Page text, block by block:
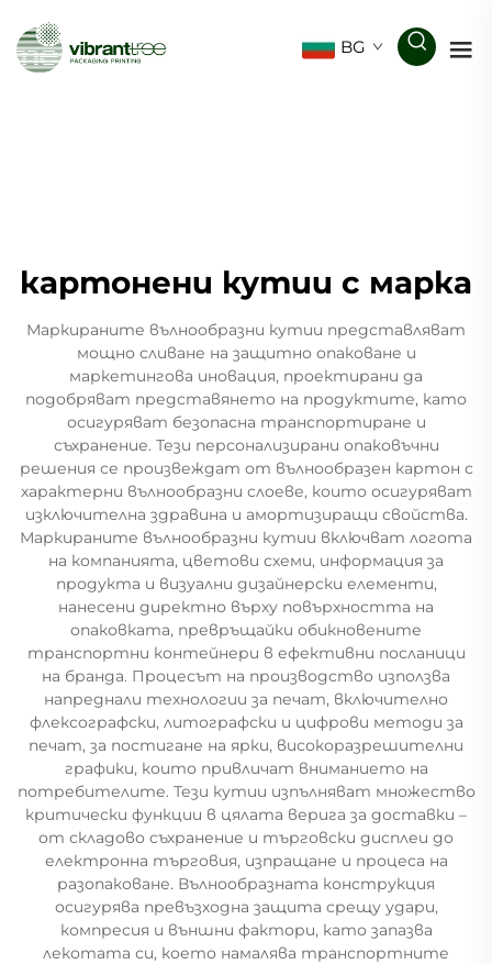
BG
картонени кутии с марка
Маркираните вълнообразни кутии представляват
мощно сливане на защитно опаковане и
маркетингова иновация, проектирани да
подобряват представянето на продуктите, като
осигуряват безопасна транспортиране и
съхранение. Тези персонализирани опаковъчни
решения се произвеждат от вълнообразен картон с
характерни вълнообразни слоеве, които осигуряват
изключителна здравина и амортизиращи свойства.
Маркираните вълнообразни кутии включват логота
на компанията, цветови схеми, информация за
продукта и визуални дизайнерски елементи,
нанесени директно върху повърхността на
опаковката, превръщайки обикновените
транспортни контейнери в ефективни посланици
на бранда. Процесът на производство използва
напреднали технологии за печат, включително
флексографски, литографски и цифрови методи за
печат, за постигане на ярки, високоразрешителни
графики, които привличат вниманието на
потребителите. Тези кутии изпълняват множество
критически функции в цялата верига за доставки –
от складово съхранение и търговски дисплеи до
електронна търговия, изпращане и процеса на
разопаковане. Вълнообразната конструкция
осигурява превъзходна защита срещу удари,
компресия и външни фактори, като запазва
лекотата си, което намалява транспортните